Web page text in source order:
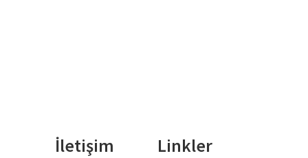
İletişim Linkler